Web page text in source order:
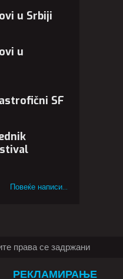
u Srbiji
u
SF
Повеќе написи...
права се задржани
РЕКЛАМИРАЊЕ